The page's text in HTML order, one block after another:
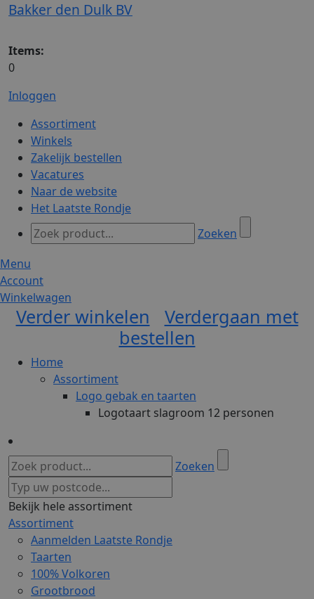
Bakker den Dulk BV
Items:
0
Inloggen
Assortiment
Winkels
Zakelijk bestellen
Vacatures
Naar de website
Het Laatste Rondje
Zoeken
Menu
Account
Winkelwagen
Verder winkelen
Verdergaan met
bestellen
Home
Assortiment
Logo gebak en taarten
Logotaart slagroom 12 personen
Zoeken
Bekijk hele assortiment
Assortiment
Aanmelden Laatste Rondje
Taarten
100% Volkoren
Grootbrood